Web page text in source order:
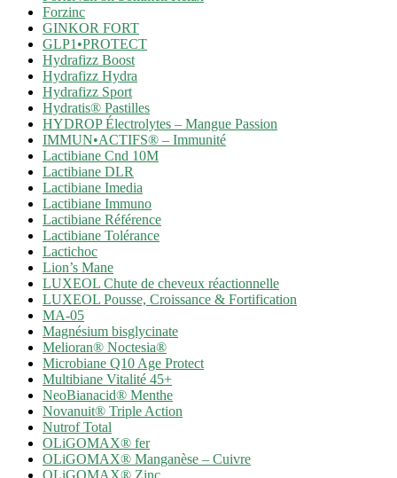
Forzinc
GINKOR FORT
GLP1•PROTECT
Hydrafizz Boost
Hydrafizz Hydra
Hydrafizz Sport
Hydratis® Pastilles
HYDROP Électrolytes – Mangue Passion
IMMUN•ACTIFS® – Immunité
Lactibiane Cnd 10M
Lactibiane DLR
Lactibiane Imedia
Lactibiane Immuno
Lactibiane Référence
Lactibiane Tolérance
Lactichoc
Lion’s Mane
LUXEOL Chute de cheveux réactionnelle
LUXEOL Pousse, Croissance & Fortification
MA-05
Magnésium bisglycinate
Melioran® Noctesia®
Microbiane Q10 Age Protect
Multibiane Vitalité 45+
NeoBianacid® Menthe
Novanuit® Triple Action
Nutrof Total
OLiGOMAX® fer
OLiGOMAX® Manganèse – Cuivre
OLiGOMAX® Zinc